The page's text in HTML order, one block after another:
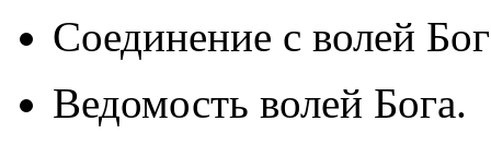
Соединение с волей
Ведомость волей Бога.